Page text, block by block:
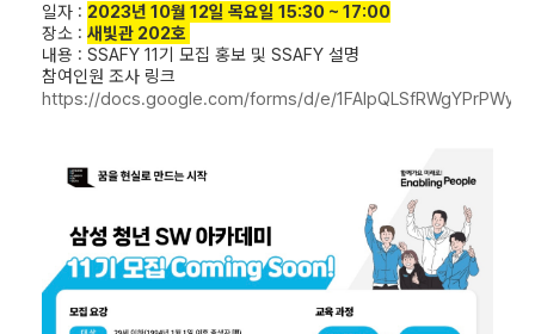
일자 : 2023년 10월 12일 목요일 15:30 ~ 17:00
장소 : 새빛관 202호
내용 : SSAFY 11기 모집 홍보 및 SSAFY 설명
참여인원 조사 링크
https://docs.google.com/forms/d/e/